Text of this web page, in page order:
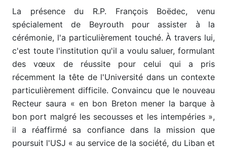
La présence du R.P. François Boëdec, venu
spécialement de Beyrouth pour assister à la
cérémonie, l'a particulièrement touché. À travers lui,
c'est toute l'institution qu'il a voulu saluer, formulant
des vœux de réussite pour celui qui a pris
récemment la tête de l'Université dans un contexte
particulièrement difficile. Convaincu que le nouveau
Recteur saura « en bon Breton mener la barque à
bon port malgré les secousses et les intempéries »,
il a réaffirmé sa confiance dans la mission que
poursuit l'USJ « au service de la société, du Liban et